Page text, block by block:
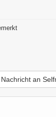
Nachricht an